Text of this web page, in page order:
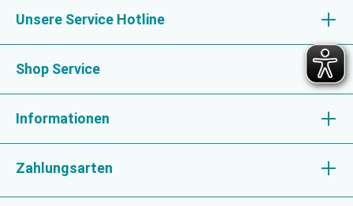
Unsere Service Hotline
Shop Service
Informationen
Zahlungsarten